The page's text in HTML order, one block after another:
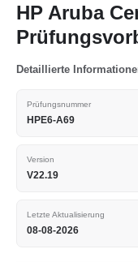
HP Aruba
Detaillierte
Prüfungsnummer
HPE6-A69
Version
V22.19
Letzte Aktualisierung
08-08-2026